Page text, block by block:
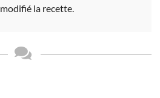
la recette.